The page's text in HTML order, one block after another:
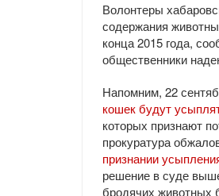
Волонтеры
содержания
конца 2015 года,
общественники
Напомним, 22
кошек будут
которых признают
прокуратура
признании
решение в суде
бродячих животных